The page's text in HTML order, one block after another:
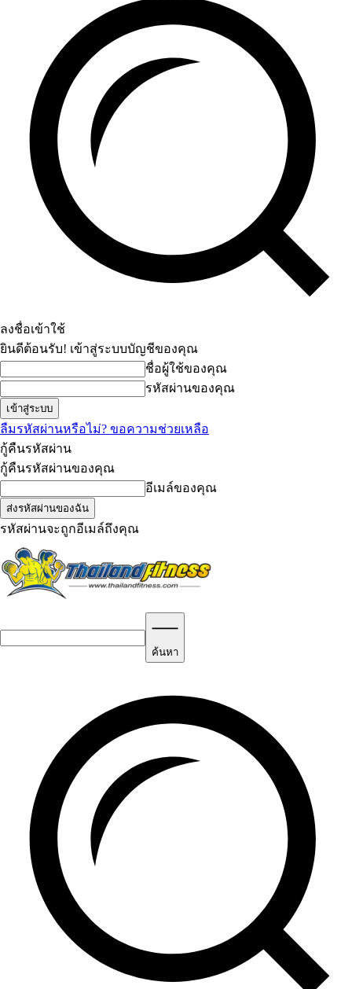
ลงชื่อเข้าใช้
ยินดีต้อนรับ! เข้าสู่ระบบบัญชีของคุณ
ชื่อผู้ใช้ของคุณ
รหัสผ่านของคุณ
ลืมรหัสผ่านหรือไม่? ขอความช่วยเหลือ
กู้คืนรหัสผ่าน
กู้คืนรหัสผ่านของคุณ
อีเมล์ของคุณ
รหัสผ่านจะถูกอีเมล์ถึงคุณ
ค้นหา